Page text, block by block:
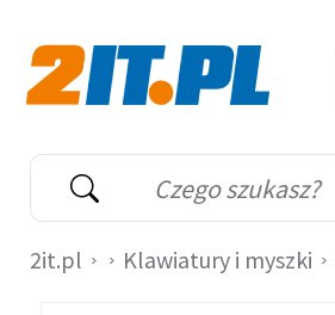
Wyszukiwarka
Słowo kluczowe
2it.pl Klawiatury i myszki